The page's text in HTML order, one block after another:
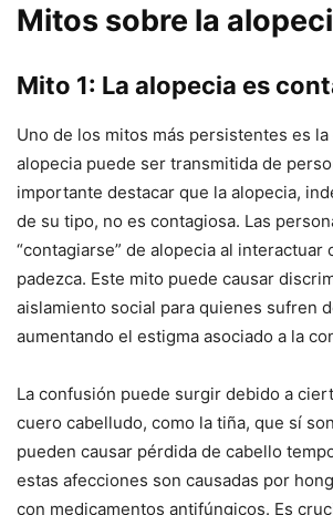
Mitos sobre la
Mito 1: La alopecia es
Uno de los mitos más persistentes es
alopecia puede ser transmitida de
importante destacar que la alopecia,
de su tipo, no es contagiosa. Las
“contagiarse” de alopecia al interactuar
padezca. Este mito puede causar
aislamiento social para quienes sufren
aumentando el estigma asociado a la
La confusión puede surgir debido a
cuero cabelludo, como la tiña, que sí
pueden causar pérdida de cabello
estas afecciones son causadas por
con medicamentos antifúngicos. Es